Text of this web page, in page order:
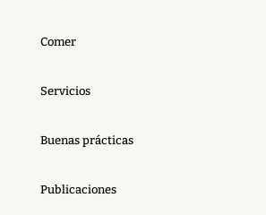
Comer
Servicios
Buenas prácticas
Publicaciones